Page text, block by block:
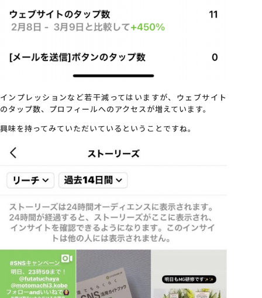
インプレッションなど若干減ってはいますが、ウェブサイト
のタップ数、プロフィールへのアクセスが増えています。
興味を持ってみていただいているということですね。